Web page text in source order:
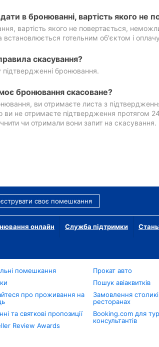
в бронюванні, вартість якого не
вартість якого не повертається,
готельним об'єктом і
скасування?
підтвердженні бронювання.
бронювання скасоване?
ви отримаєте листа з
не отримаєте підтвердження протягом 24
чи отримали вони запит на скасування.
своє помешкання
онлайн Служба підтримки
помешкання
про проживання на
та святкові пропозиції
Review Awards
Прокат авто
Пошук авіаквитків
Замовлення
ресторанах
Booking.com для
консультантів